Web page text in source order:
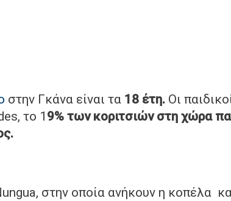
στην Γκάνα είναι τα 18 έτη. Οι
το 1 9% των κοριτσιών στη χώρα
στην οποία ανήκουν η κοπέλα